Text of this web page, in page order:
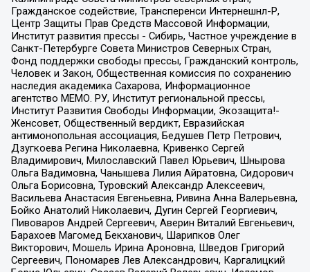
Гражданское содействие, Трансперенси Интернешнл-Р,
Центр Защиты Прав Средств Массовой Информации,
Институт развития прессы - Сибирь, Частное учреждение в
Санкт-Петербурге Совета Министров Северных Стран,
Фонд поддержки свободы прессы, Гражданский контроль,
Человек и Закон, Общественная комиссия по сохранению
наследия академика Сахарова, Информационное
агентство МЕМО. РУ, Институт региональной прессы,
Институт Развития Свободы Информации, Экозащита!-
Женсовет, Общественный вердикт, Евразийская
антимонопольная ассоциация, Бедушев Петр Петрович,
Дзугкоева Регина Николаевна, Кривенко Сергей
Владимирович, Милославский Павел Юрьевич, Шнырова
Ольга Вадимовна, Чанышева Лилия Айратовна, Сидорович
Ольга Борисовна, Туровский Александр Алексеевич,
Васильева Анастасия Евгеньевна, Ривина Анна Валерьевна,
Бойко Анатолий Николаевич, Дугин Сергей Георгиевич,
Пивоваров Андрей Сергеевич, Аверин Виталий Евгеньевич,
Барахоев Магомед Бекханович, Шарипков Олег
Викторович, Мошель Ирина Ароновна, Шведов Григорий
Сергеевич, Пономарев Лев Александрович, Каргалицкий